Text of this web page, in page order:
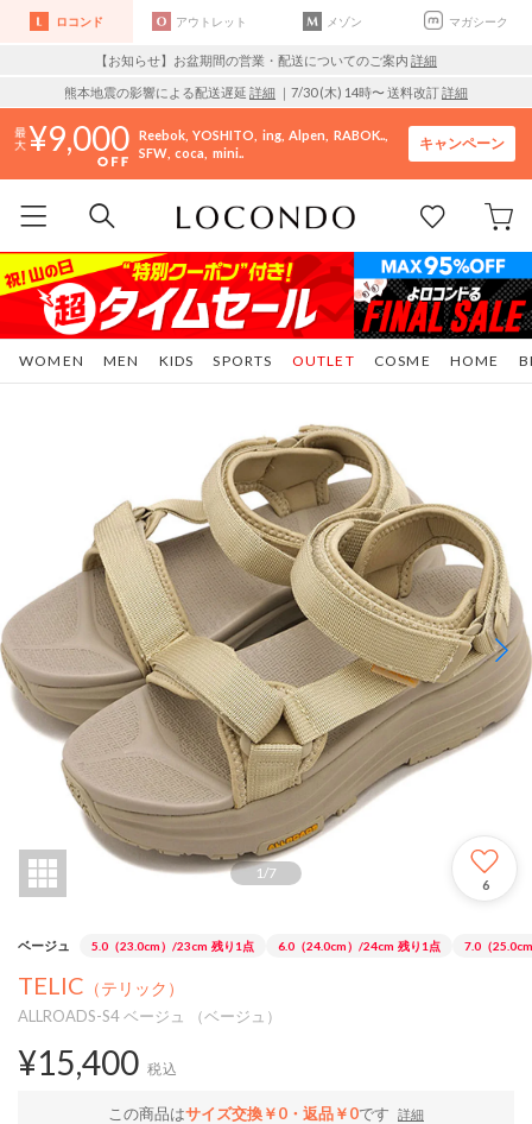
ロコンド アウトレット メゾン マガシーク
【お知らせ】お盆期間の営業・配送についてのご案内 詳細
熊本地震の影響による配送遅延 詳細 ｜7/30 (木) 14時〜 送料改訂詳細
9,000 Reebok YOSHITO ing Alpen
RABOK..
SFW coca mini..
キャンペーン
WOMEN MEN KIDS SPORTS COSME HOME
OUTLET
1/7
6
ベージュ 5.0（23.0cm）/23cm 残り1点 6.0（24.0cm）/24cm 残り1点 7.0（
TELIC （テリック）
ALLROADS-S4 ベージュ （ベージュ）
¥15,400 税込
この商品はサイズ交換￥0・返品￥0です 詳細